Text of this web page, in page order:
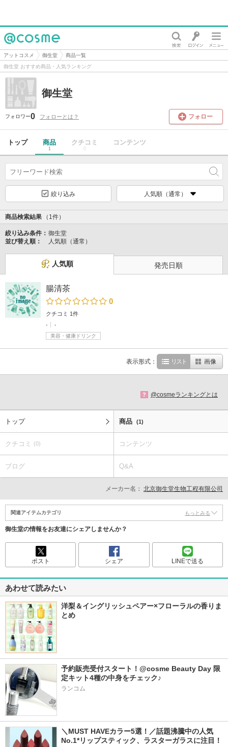
@cosme
アットコスメ 御生堂
商品一覧
御生堂 おすすめ商品・人気ランキング
御生堂
フォロワー0 フォローとは？ フォロー
トップ 商品
1
クチコミ
0
コンテンツ
絞り込み 人気順（通常）
商品検索結果 （1件）
絞り込み条件： 御生堂
並び替え順：
人気順（通常）
人気順 発売日順
腸清茶
0
クチコミ 1件
-
-
美容・健康ドリンク
表示形式： リスト 画像
? @cosmeランキングとは
トップ 商品 (1)
クチコミ (0) コンテンツ
ブログ Q&A
メーカー名： 北京御生堂生物工程有限公司
関連アイテムカテゴリ もっとみる
御生堂の情報をお友達にシェアしませんか？
ポスト シェア LINEで送る
あわせて読みたい
洋梨＆イングリッシュペアー×フローラルの香りま
とめ
予約販売受付スタート！@cosme Beauty Day 限
定キット4種の中身をチェック♪
ランコム
＼MUST HAVEカラー5選！／話題沸騰中の人気
No.1*リップスティック、ラスターガラスに注目！